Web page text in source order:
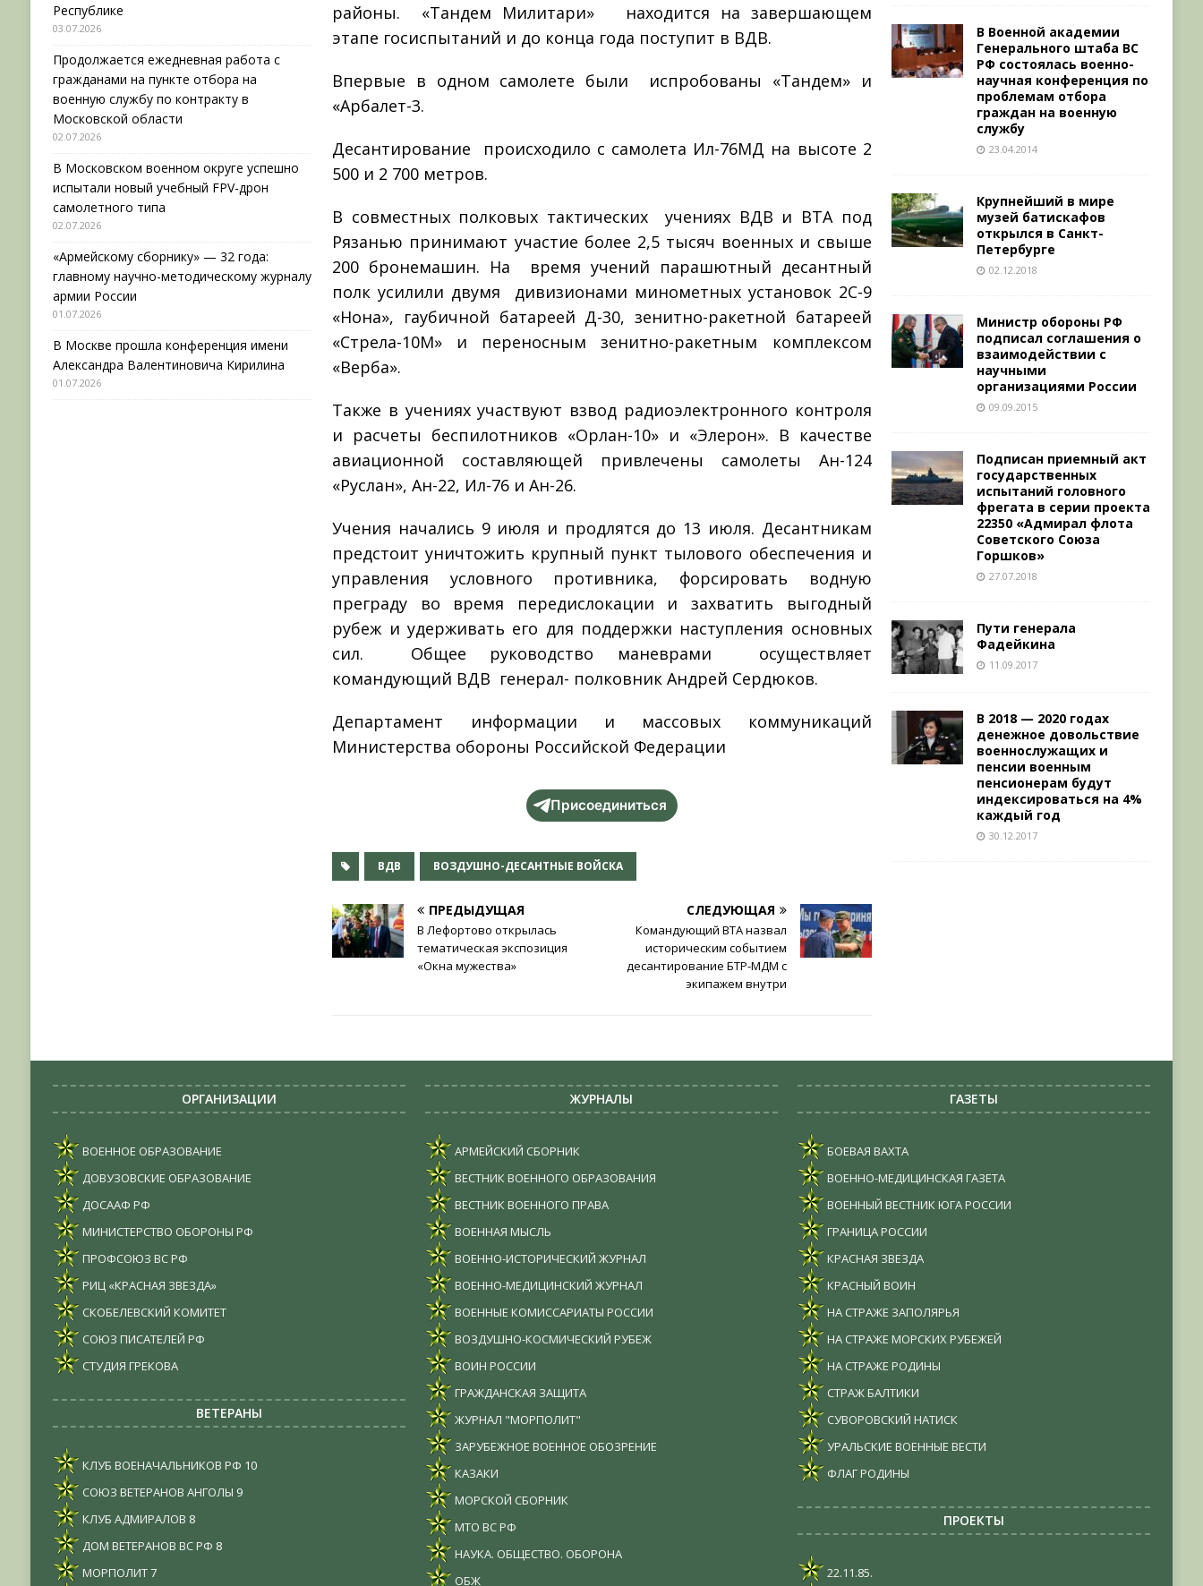
районы. «Тандем Милитари» находится на завершающем
этапе госиспытаний и до конца года поступит в ВДВ.
Впервые в одном самолете были испробованы «Тандем» и
«Арбалет-3.
Десантирование происходило с самолета Ил-76МД на высоте 2
500 и 2 700 метров.
В совместных полковых тактических учениях ВДВ и ВТА под
Рязанью принимают участие более 2,5 тысяч военных и свыше
200 бронемашин. На время учений парашютный десантный
полк усилили двумя дивизионами минометных установок 2С-9
«Нона», гаубичной батареей Д-30, зенитно-ракетной батареей
«Стрела-10М» и переносным зенитно-ракетным комплексом
«Верба».
Также в учениях участвуют взвод радиоэлектронного контроля
и расчеты беспилотников «Орлан-10» и «Элерон». В качестве
авиационной составляющей привлечены самолеты Ан-124
«Руслан», Ан-22, Ил-76 и Ан-26.
Учения начались 9 июля и продлятся до 13 июля. Десантникам
предстоит уничтожить крупный пункт тылового обеспечения и
управления условного противника, форсировать водную
преграду во время передислокации и захватить выгодный
рубеж и удерживать его для поддержки наступления основных
сил. Общее руководство маневрами осуществляет
командующий ВДВ генерал- полковник Андрей Сердюков.
Департамент информации и массовых коммуникаций
Министерства обороны Российской Федерации
Присоединиться
ВДВ ВОЗДУШНО-ДЕСАНТНЫЕ ВОЙСКА
ПРЕДЫДУЩАЯ
В Лефортово открылась
тематическая экспозиция
«Окна мужества»
СЛЕДУЮЩАЯ
Командующий ВТА назвал
историческим событием
десантирование БТР-МДМ с
экипажем внутри
Республике
03.07.2026
Продолжается ежедневная работа с
гражданами на пункте отбора на
военную службу по контракту в
Московской области
02.07.2026
В Московском военном округе успешно
испытали новый учебный FPV-дрон
самолетного типа
02.07.2026
«Армейскому сборнику» — 32 года:
главному научно-методическому журналу
армии России
01.07.2026
В Москве прошла конференция имени
Александра Валентиновича Кирилина
01.07.2026
В Военной академии
Генерального штаба ВС
РФ состоялась военно-
научная конференция по
проблемам отбора
граждан на военную
службу
23.04.2014
Крупнейший в мире
музей батискафов
открылся в Санкт-
Петербурге
02.12.2018
Министр обороны РФ
подписал соглашения о
взаимодействии с
научными
организациями России
09.09.2015
Подписан приемный акт
государственных
испытаний головного
фрегата в серии проекта
22350 «Адмирал флота
Советского Союза
Горшков»
27.07.2018
Пути генерала
Фадейкина
11.09.2017
В 2018 — 2020 годах
денежное довольствие
военнослужащих и
пенсии военным
пенсионерам будут
индексироваться на 4%
каждый год
30.12.2017
ОРГАНИЗАЦИИ
ВОЕННОЕ ОБРАЗОВАНИЕ
ДОВУЗОВСКИЕ ОБРАЗОВАНИЕ
ДОСААФ РФ
МИНИСТЕРСТВО ОБОРОНЫ РФ
ПРОФСОЮЗ ВС РФ
РИЦ «КРАСНАЯ ЗВЕЗДА»
СКОБЕЛЕВСКИЙ КОМИТЕТ
СОЮЗ ПИСАТЕЛЕЙ РФ
СТУДИЯ ГРЕКОВА
ВЕТЕРАНЫ
КЛУБ ВОЕНАЧАЛЬНИКОВ РФ 10
СОЮЗ ВЕТЕРАНОВ АНГОЛЫ 9
КЛУБ АДМИРАЛОВ 8
ДОМ ВЕТЕРАНОВ ВС РФ 8
МОРПОЛИТ7
ЖУРНАЛЫ
АРМЕЙСКИЙ СБОРНИК
ВЕСТНИК ВОЕННОГО ОБРАЗОВАНИЯ
ВЕСТНИК ВОЕННОГО ПРАВА
ВОЕННАЯ МЫСЛЬ
ВОЕННО-ИСТОРИЧЕСКИЙ ЖУРНАЛ
ВОЕННО-МЕДИЦИНСКИЙ ЖУРНАЛ
ВОЕННЫЕ КОМИССАРИАТЫ РОССИИ
ВОЗДУШНО-КОСМИЧЕСКИЙ РУБЕЖ
ВОИН РОССИИ
ГРАЖДАНСКАЯ ЗАЩИТА
ЖУРНАЛ "МОРПОЛИТ"
ЗАРУБЕЖНОЕ ВОЕННОЕ ОБОЗРЕНИЕ
КАЗАКИ
МОРСКОЙ СБОРНИК
МТО ВС РФ
НАУКА. ОБЩЕСТВО. ОБОРОНА
ОБЖ
ГАЗЕТЫ
БОЕВАЯ ВАХТА
ВОЕННО-МЕДИЦИНСКАЯ ГАЗЕТА
ВОЕННЫЙ ВЕСТНИК ЮГА РОССИИ
ГРАНИЦА РОССИИ
КРАСНАЯ ЗВЕЗДА
КРАСНЫЙ ВОИН
НА СТРАЖЕ ЗАПОЛЯРЬЯ
НА СТРАЖЕ МОРСКИХ РУБЕЖЕЙ
НА СТРАЖЕ РОДИНЫ
СТРАЖ БАЛТИКИ
СУВОРОВСКИЙ НАТИСК
УРАЛЬСКИЕ ВОЕННЫЕ ВЕСТИ
ФЛАГ РОДИНЫ
ПРОЕКТЫ
22.11.85.